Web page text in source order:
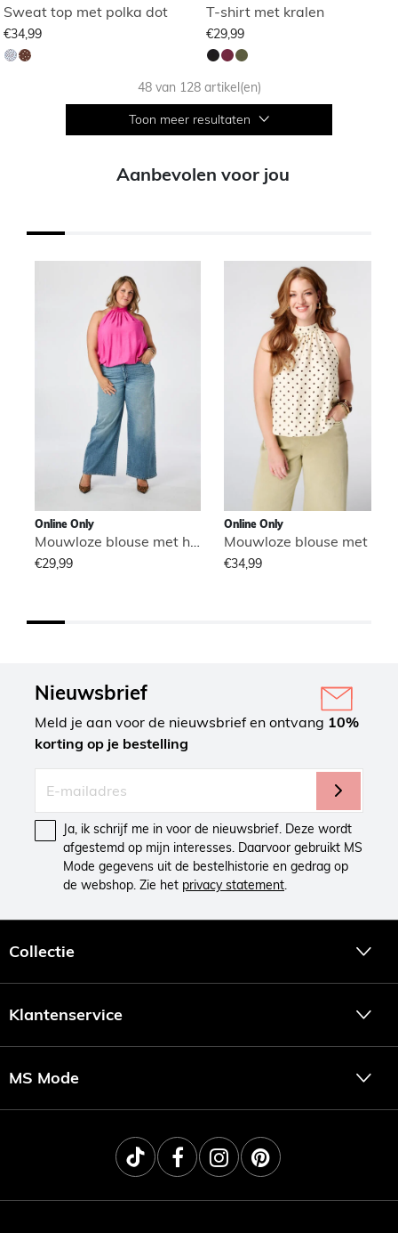
Sweat top met polka dot
€34,99
T-shirt met kralen
€29,99
48 van 128 artikel(en)
Toon meer resultaten
Aanbevolen voor jou
Online Only
Mouwloze blouse met hoge hals
€29,99
Online Only
€34,99
Nieuwsbrief
Meld je aan voor de nieuwsbrief en ontvang 10%
korting op je bestelling
Ja, ik schrijf me in voor de nieuwsbrief. Deze wordt
afgestemd op mijn interesses. Daarvoor gebruikt MS
Mode gegevens uit de bestelhistorie en gedrag op
de webshop. Zie het privacy statement.
Collectie
Klantenservice
MS Mode